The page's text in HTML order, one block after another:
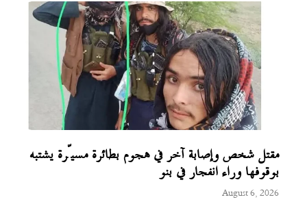
مقتل شخص وإصابة آخر في هجوم بطائرة مسيّرة يشتبه
بوقوفها وراء انفجار في بنو
August 6, 2026